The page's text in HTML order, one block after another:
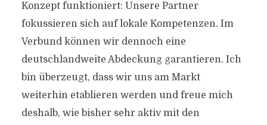
Konzept funktioniert: Unsere Partner
fokussieren sich auf lokale Kompetenzen. Im
Verbund können wir dennoch eine
deutschlandweite Abdeckung garantieren. Ich
bin überzeugt, dass wir uns am Markt
weiterhin etablieren werden und freue mich
deshalb, wie bisher sehr aktiv mit den